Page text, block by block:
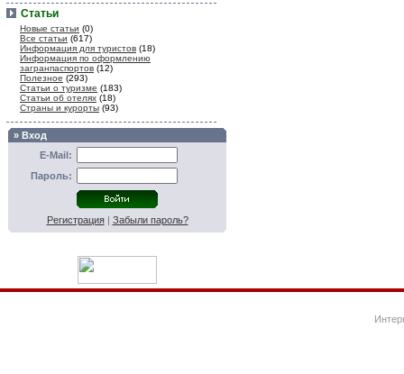
Статьи
Новые статьи (0)
Все статьи (617)
Информация для туристов (18)
Информация по оформлению
загранпаспортов (12)
Полезное (293)
Статьи о туризме (183)
Статьи об отелях (18)
Страны и курорты (93)
» Вход
E-Mail:
Пароль:
Регистрация| Забыли пароль?